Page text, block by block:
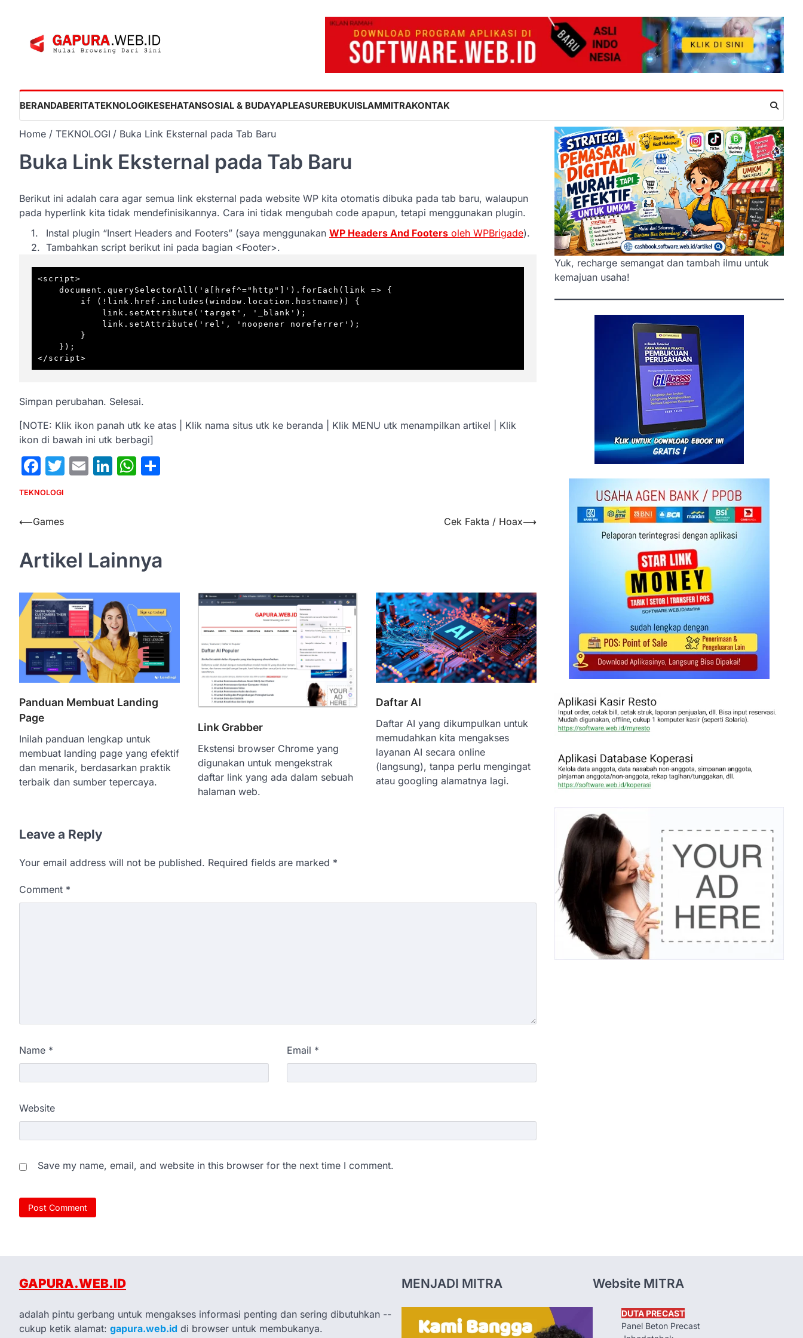
BERANDABERITATEKNOLOGIKESEHATANSOSIAL & BUDAYAPLEASUREBUKUISLAMMITRAKONTAK
Home TEKNOLOGI Buka Link Eksternal pada Tab Baru
Buka Link Eksternal pada Tab Baru
Berikut ini adalah cara agar semua link eksternal pada website WP kita otomatis dibuka pada tab baru, walaupun
pada hyperlink kita tidak mendefinisikannya. Cara ini tidak mengubah code apapun, tetapi menggunakan plugin.
Instal plugin “Insert Headers and Footers” (saya menggunakan WP Headers And Footers oleh WPBrigade).
Tambahkan script berikut ini pada bagian <Footer>.
<script>
Simpan perubahan. Selesai.
[NOTE: Klik ikon panah utk ke atas | Klik nama situs utk ke beranda | Klik MENU utk menampilkan artikel | Klik
ikon di bawah ini utk berbagi]
Facebook
Twitter
EmailLinkedIn
WhatsApp
TEKNOLOGI
Post
⟵Games Cek Fakta / Hoax⟶
Artikel Lainnya
Panduan Membuat Landing
Page
Inilah panduan lengkap untuk
membuat landing page yang efektif
dan menarik, berdasarkan praktik
terbaik dan sumber tepercaya.
Link Grabber
Ekstensi browser Chrome yang
digunakan untuk mengekstrak
daftar link yang ada dalam sebuah
halaman web.
Daftar AI
Daftar AI yang dikumpulkan untuk
memudahkan kita mengakses
layanan AI secara online
(langsung), tanpa perlu mengingat
atau googling alamatnya lagi.
Leave a Reply
Your email address will not be published. Required fields are marked *
Comment *
Name * Email *
Website
Save my name, email, and website in this browser for the next time I comment.
Yuk, recharge semangat dan tambah ilmu untuk
kemajuan usaha!
GAPURA.WEB.ID
adalah pintu gerbang untuk mengakses informasi penting dan sering dibutuhkan --
cukup ketik alamat: gapura.web.id di browser untuk membukanya.
MENJADI MITRA Website MITRA
DUTA PRECAST
Panel Beton Precast